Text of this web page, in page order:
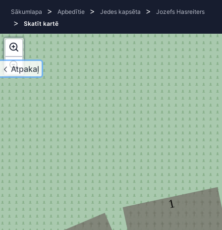
Atpakaļ
Sākumlapa > Apbedītie > Jedes kapsēta > Jozefs Hasreiters
> Skatīt kartē
1